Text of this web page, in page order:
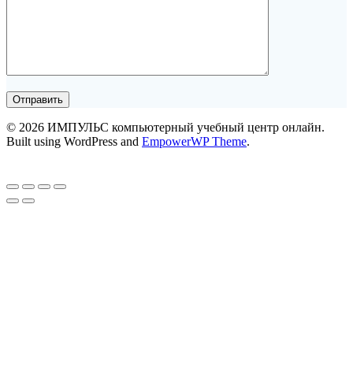
© 2026 ИМПУЛЬС компьютерный учебный центр онлайн.
Built using WordPress and EmpowerWP Theme.